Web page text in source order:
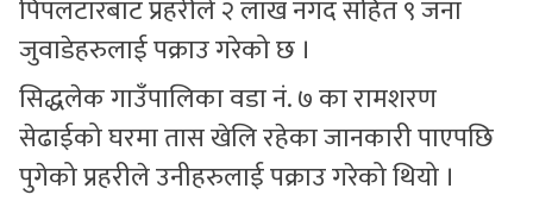
पिपलटारबाट प्रहरीले २ लाख नगद सहित ९ जना
जुवाडेहरुलाई पक्राउ गरेको छ ।
सिद्धलेक गाउँपालिका वडा नं. ७ का रामशरण
सेढाईको घरमा तास खेलि रहेका जानकारी पाएपछि
पुगेको प्रहरीले उनीहरुलाई पक्राउ गरेको थियो ।